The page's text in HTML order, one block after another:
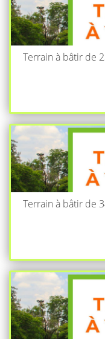
Terrain à bâtir de
Terrain à bâtir de